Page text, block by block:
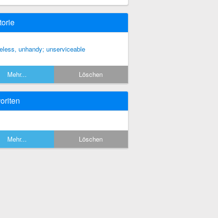
unhandy; unserviceable
Mehr... Löschen
Mehr... Löschen